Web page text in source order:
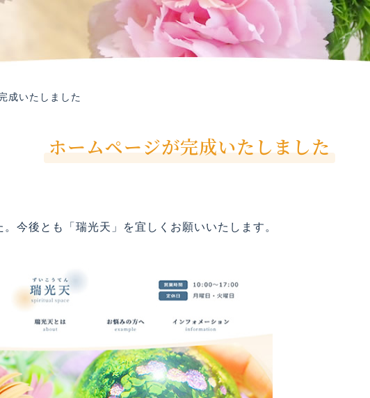
成いたしました
ホームページが完成いたしました
今後とも「瑞光天」を宜しくお願いいたします。